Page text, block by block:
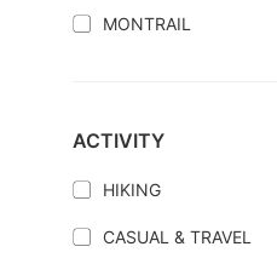
MONTRAIL
ACTIVITY
HIKING
CASUAL & TRAVEL